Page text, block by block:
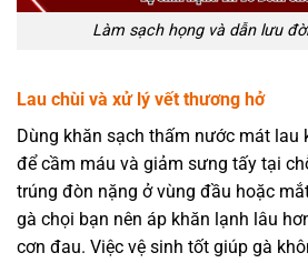
Làm sạch họng và dẫn lưu
Lau chùi và xử lý vết thương hở
Dùng khăn sạch thấm nước mát lau
để cầm máu và giảm sưng tấy tại
trúng đòn nặng ở vùng đầu hoặc
gà chọi bạn nên áp khăn lạnh lâu
cơn đau. Việc vệ sinh tốt giúp gà